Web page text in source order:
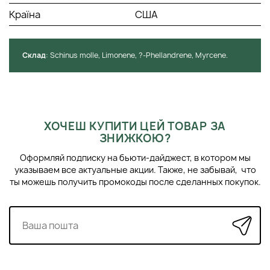
Країна
США
Cклад: Schinus molle, Limonene, ?-Phellandrene, Myrcene.
ХОЧЕШ КУПИТИ ЦЕЙ ТОВАР ЗА
ЗНИЖКОЮ?
Оформляй подписку на бьюти-дайджест, в котором мы
указываем все актуальные акции. Также, не забывай, что
ты можешь получить промокоды после сделанных покупок.